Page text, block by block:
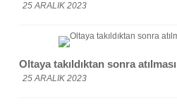
25 ARALIK 2023
Oltaya takıldıktan sonra
25 ARALIK 2023